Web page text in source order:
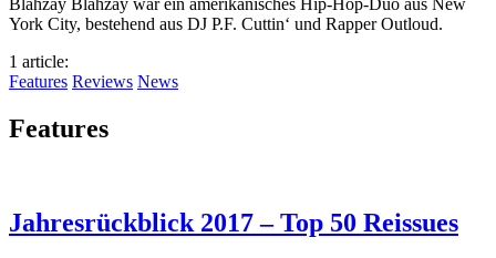
York City, bestehend aus DJ P.F. Cuttin‘ und Rapper Outloud.
1 article:
Features Reviews News
Features
Jahresrückblick 2017 – Top 50 Reissues